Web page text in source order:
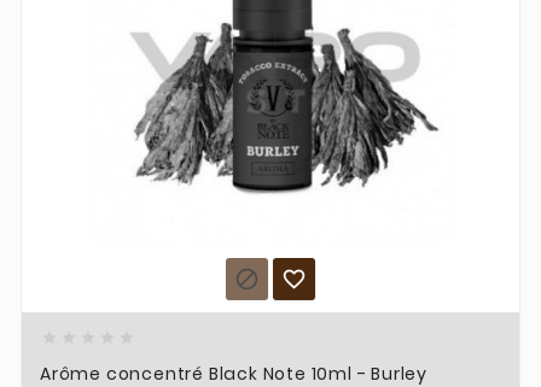
 
Arôme concentré Black Note 10ml - Burley